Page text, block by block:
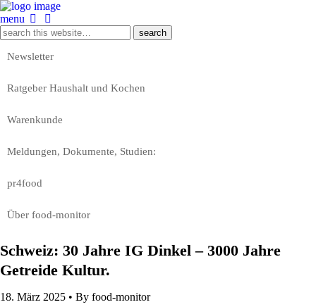
menu
Newsletter
Ratgeber Haushalt und Kochen
Warenkunde
Meldungen, Dokumente, Studien:
pr4food
Über food-monitor
Schweiz: 30 Jahre IG Dinkel – 3000 Jahre
Getreide Kultur.
18. März 2025 • By food-monitor